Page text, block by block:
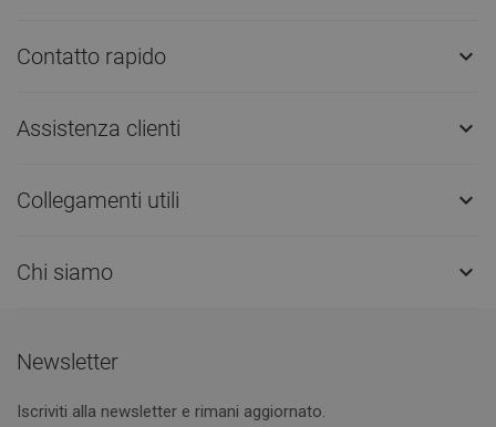
Contatto rapido 
Assistenza clienti 
Collegamenti utili 
Chi siamo 
Newsletter
Iscriviti alla newsletter e rimani aggiornato.